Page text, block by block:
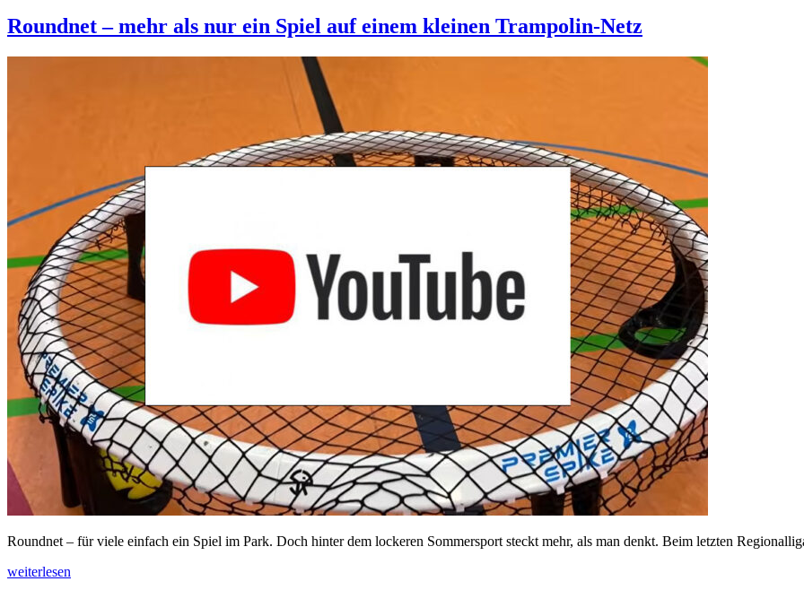
Roundnet – mehr als nur ein Spiel auf einem kleinen Trampolin-Netz
Roundnet – für viele einfach ein Spiel im Park. Doch hinter dem lockeren Sommersport steckt mehr, als man denkt. Beim letzten
weiterlesen